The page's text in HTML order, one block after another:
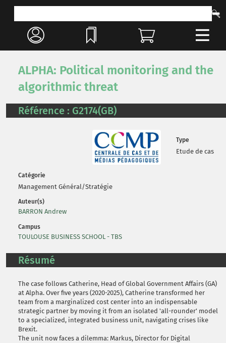
ALPHA: Political monitoring and the
algorithmic threat
Référence : G2174(GB)
Type
Etude de cas
Catégorie
Management Général/Stratégie
Auteur(s)
BARRON Andrew
Campus
TOULOUSE BUSINESS SCHOOL - TBS
Résumé
The case follows Catherine, Head of Global Government Affairs (GA)
at Alpha. Over five years (2020-2025), Catherine transformed her
team from a marginalized cost center into an indispensable
strategic partner by moving it from an isolated 'all-rounder' model
to a specialized, integrated business unit, navigating crises like
Brexit.
The unit now faces a dilemma: Markus, Director for Digital